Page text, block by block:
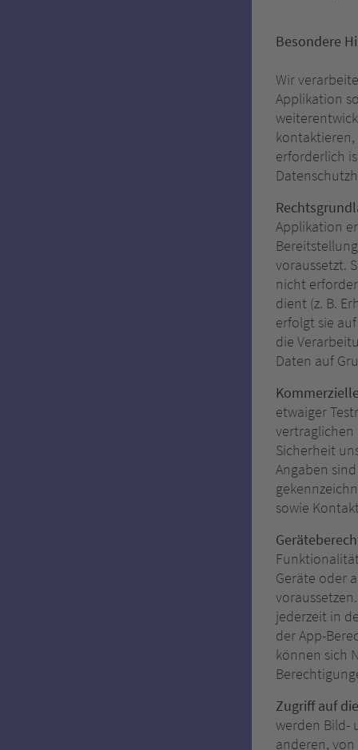
Besondere
Wir
Applikation
erforderlich
Applikation
voraussetzt.
nicht
dient (z. B.
erfolgt sie
die
Daten auf
etwaiger
vertraglichen
Sicherheit
Angaben
sowie
Geräte oder
jederzeit in
der App-
können sich
Zugriff auf
werden Bild-
anderen,